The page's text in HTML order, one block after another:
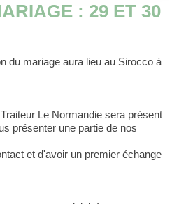
: 29 ET 30
du mariage aura lieu au Sirocco à
Le Normandie sera présent
présenter une partie de nos
et d'avoir un premier échange